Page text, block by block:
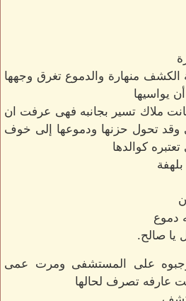
منهارة والدموع تغرق وجهها
يواسيها
ملاك تسير بجانبه فهى عرفت ان
تحول حزنها ودموعها إلى خوف
كوالدها
دموع
صالح.
على المستشفى ومرت عمى
عارفه تصرف لحالها